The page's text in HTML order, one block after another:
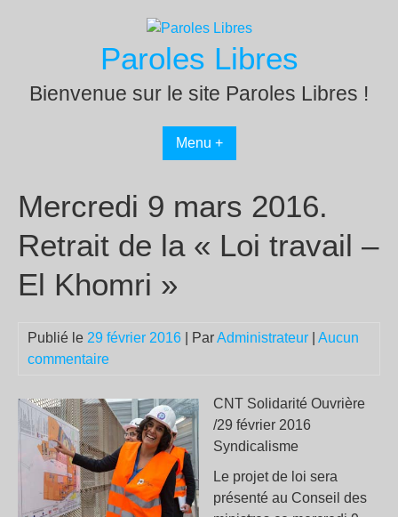
Paroles Libres
Bienvenue sur le site Paroles Libres !
Menu +
Mercredi 9 mars 2016.
Retrait de la « Loi travail –
El Khomri »
Publié le 29 février 2016 | ParAdministrateur
Aucun
commentaire
CNT Solidarité Ouvrière
/29 février 2016
Syndicalisme
Le projet de loi sera
présenté au Conseil des